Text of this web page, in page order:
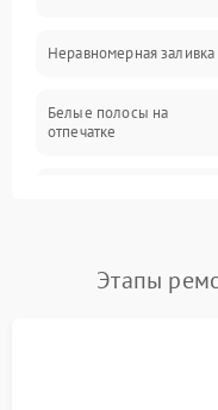
Режим работы
Питание и запуск
Неравномерная заливка
Белые полосы на
отпечатке
Этапы